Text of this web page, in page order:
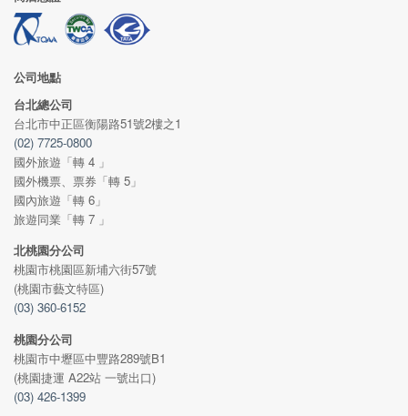
公司地點
台北總公司
台北市中正區衡陽路51號2樓之1
(02) 7725-0800
國外旅遊「轉 4 」
國外機票、票券「轉 5」
國內旅遊「轉 6」
旅遊同業「轉 7 」
北桃園分公司
桃園市桃園區新埔六街57號
(桃園市藝文特區)
(03) 360-6152
桃園分公司
桃園市中壢區中豐路289號B1
(桃園捷運 A22站 一號出口)
(03) 426-1399